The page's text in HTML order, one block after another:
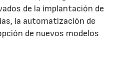
de la implantación de
la automatización de
de nuevos modelos